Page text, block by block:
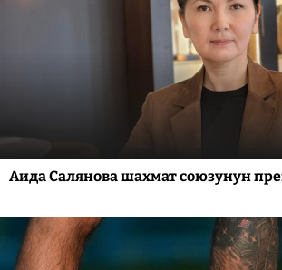
Аида Салянова шахмат союзунун